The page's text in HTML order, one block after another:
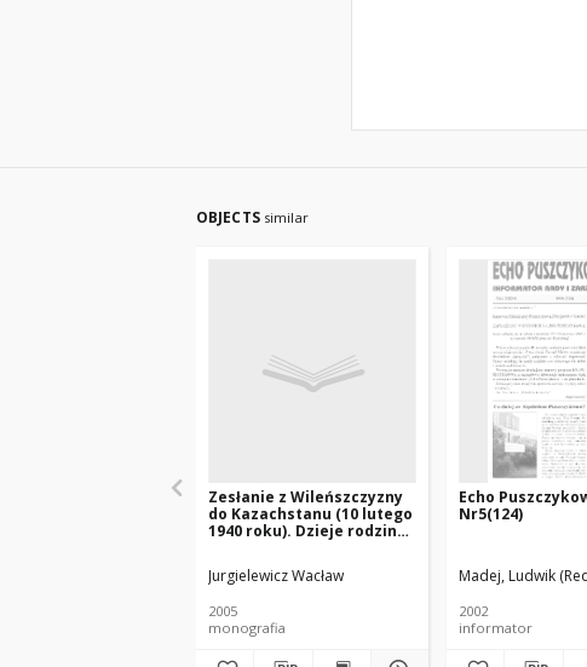
OBJECTS similar
Zesłanie z Wileńszczyzny
do Kazachstanu (10 lutego
1940 roku). Dzieje rodziny
Jurgielewicz Wacław
2005
monografia
Echo
Nr5(124)
Madej, Ludwik
2002
informator